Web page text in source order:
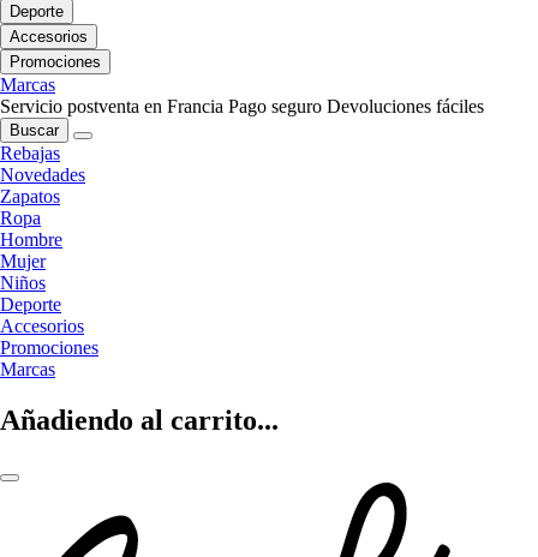
Deporte
Accesorios
Promociones
Marcas
Servicio postventa en Francia Pago seguro Devoluciones fáciles
Buscar
Rebajas
Novedades
Zapatos
Ropa
Hombre
Mujer
Niños
Deporte
Accesorios
Promociones
Marcas
Añadiendo al carrito...